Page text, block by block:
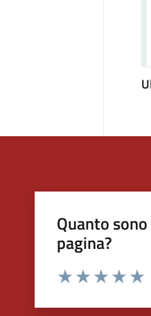
Quanto
pagina?